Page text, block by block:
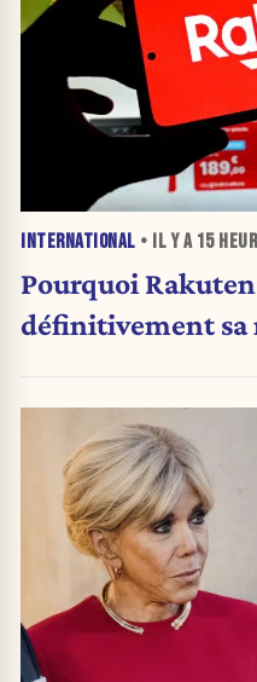
INTERNATIONAL • IL Y A 15
Pourquoi
définitivement sa